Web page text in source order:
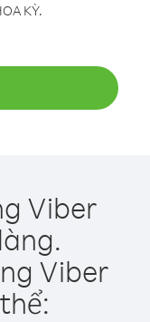
KỲ.
Viber
Viber